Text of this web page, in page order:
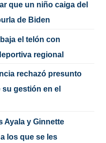
que un niño caiga del
de Biden
el telón con
regional
rechazó presunto
gestión en el
Ayala y Ginnette
los que se les